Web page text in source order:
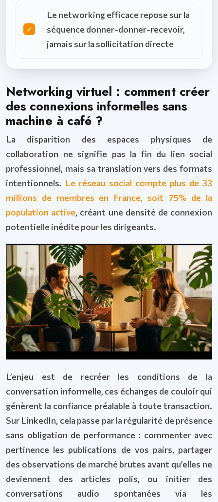
Le networking efficace repose sur la
séquence donner-donner-recevoir,
jamais sur la sollicitation directe
Networking virtuel : comment créer
des connexions informelles sans
machine à café ?
La disparition des espaces physiques de
collaboration ne signifie pas la fin du lien social
professionnel, mais sa translation vers des formats
intentionnels. Le réseau social compte plus de 33
millions de membres en France, soit 75% de la
population active, créant une densité de connexion
potentielle inédite pour les dirigeants.
L’enjeu est de recréer les conditions de la
conversation informelle, ces échanges de couloir qui
génèrent la confiance préalable à toute transaction.
Sur LinkedIn, cela passe par la régularité de présence
sans obligation de performance : commenter avec
pertinence les publications de vos pairs, partager
des observations de marché brutes avant qu’elles ne
deviennent des articles polis, ou initier des
conversations audio spontanées via les